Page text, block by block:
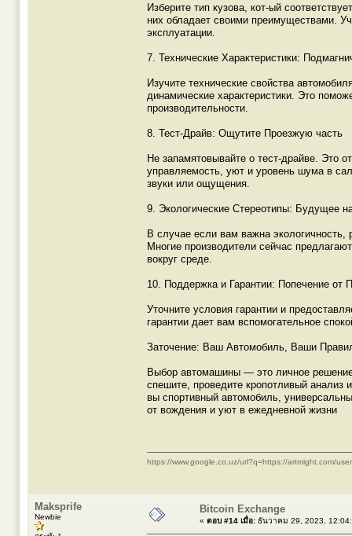
Изберите тип кузова, кот-ый
них обладает своими преимуществами.
эксплуатации.
7. Технические Характеристики:
Изучите технические свойства
динамические характеристики. Это
производительности.
8. Тест-Драйв: Ощутите Проезжую часть
Не запамятовывайте о тест-драйве. Это
управляемость, уют и уровень шума в
звуки или ощущения.
9. Экологические Стереотипы: Будущее
В случае если вам важна
Многие производители сейчас
вокруг среде.
10. Поддержка и Гарантии: Попечение от
Уточните условия гарантии и
гарантии дает вам вспомогательное
Заточение: Ваш Автомобиль, Ваши
Выбор автомашины — это личное
спешите, проведите кропотливый анализ
вы спортивный автомобиль,
от вождения и уют в ежедневной жизни
https://www.google.co.uz/url?q=https://artmight.com/
Maksprife
Newbie
Bitcoin Exchange
« ตอบ #14 เมื่อ: ธันวาคม 29, 2023,